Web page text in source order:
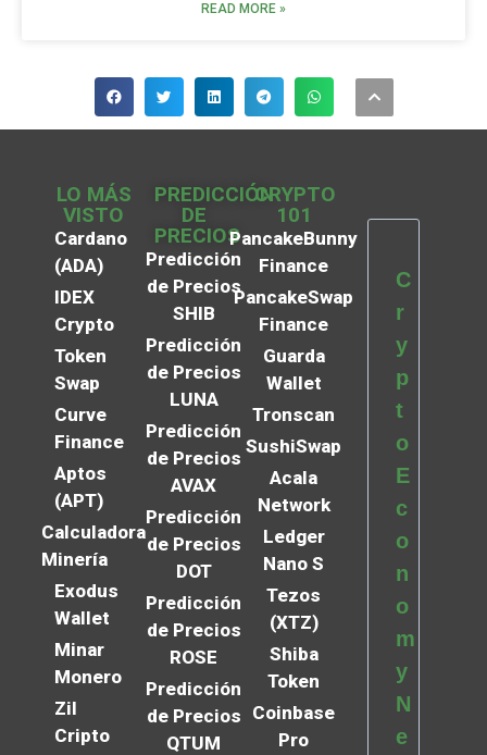
READ MORE »
LO MÁS
VISTO
Cardano
(ADA)
IDEX
Crypto
Token
Swap
Curve
Finance
Aptos
(APT)
Calculadora
Minería
Exodus
Wallet
Minar
Monero
Zil
Cripto
PREDICCIÓN
DE
PRECIOS
Predicción
de Precios
SHIB
Predicción
de Precios
LUNA
Predicción
de Precios
AVAX
Predicción
de Precios
DOT
Predicción
de Precios
ROSE
Predicción
de Precios
QTUM
CRYPTO
101
PancakeBunny
Finance
PancakeSwap
Finance
Guarda
Wallet
Tronscan
SushiSwap
Acala
Network
Ledger
Nano S
Tezos
(XTZ)
Shiba
Token
Coinbase
Pro
C
r
y
p
t
o
E
c
o
n
o
m
y
N
e